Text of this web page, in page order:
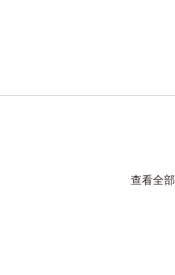
查看全部